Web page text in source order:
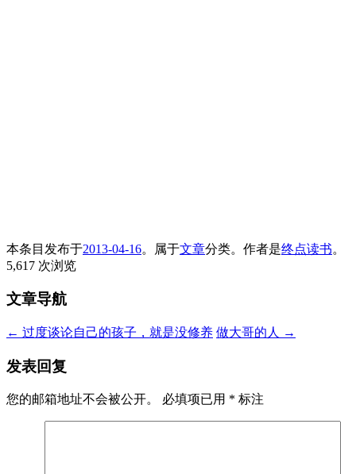
本条目发布于2013-04-16。属于文章分类。 作者是终点读书。
5,617 次浏览
文章导航
← 过度谈论自己的孩子，就是没修养 做大哥的人 →
发表回复
您的邮箱地址不会被公开。 必填项已用 * 标注